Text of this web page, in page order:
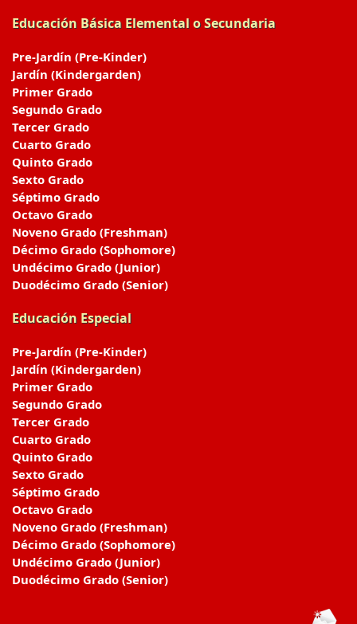
Educación Básica Elemental o Secundaria
Pre-Jardín (Pre-Kinder)
Jardín (Kindergarden)
Primer Grado
Segundo Grado
Tercer Grado
Cuarto Grado
Quinto Grado
Sexto Grado
Séptimo Grado
Octavo Grado
Noveno Grado (Freshman)
Décimo Grado (Sophomore)
Undécimo Grado (Junior)
Duodécimo Grado (Senior)
Educación Especial
Pre-Jardín (Pre-Kinder)
Jardín (Kindergarden)
Primer Grado
Segundo Grado
Tercer Grado
Cuarto Grado
Quinto Grado
Sexto Grado
Séptimo Grado
Octavo Grado
Noveno Grado (Freshman)
Décimo Grado (Sophomore)
Undécimo Grado (Junior)
Duodécimo Grado (Senior)